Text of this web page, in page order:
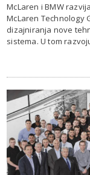
McLaren i BMW
McLaren Technology
dizajniranja nove
sistema. U tom